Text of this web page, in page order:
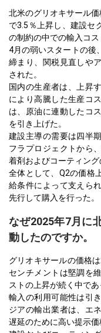
北米のグリオキサール
で3.5％上昇し、建設セ
の制約の中での輸入コス
4月の弱いスタートの後
締まり、関税見直しや
された。
国内の生産者は、上昇
により高騰した生産コ
は、原油に連動したコ
を引き上げた。
建設主導の需要は四半
フラプロジェクトから
着剤およびコーティング
全体として、Q2の価格
給条件によって支えら
先行して購入を行った。
なぜ2025年7月に
動したのですか。
グリオキサールの価格
センチメントは堅調を
ストの上昇が続く中であ
輸入の利用可能性は引
ジアの輸出業者は、エ
遅延のために高い提示価